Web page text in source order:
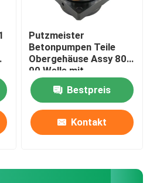
Putzmeister
Betonpumpen Teile
Obergehäuse Assy 80
90 Welle mit
Dichtungs-Set
274893001 519127
Bestpreis
Kontakt